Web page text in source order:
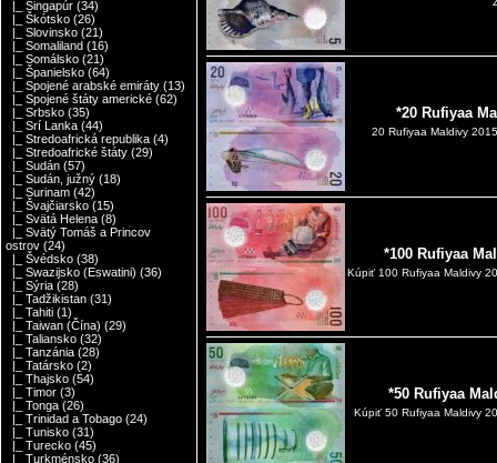
|_ Singapúr (34)
|_ Škótsko (26)
|_ Slovinsko (21)
|_ Somaliland (16)
|_ Somálsko (21)
|_ Španielsko (64)
|_ Spojené arabské emiráty (13)
|_ Spojené štáty americké (62)
|_ Srbsko (35)
|_ Srí Lanka (44)
|_ Stredoafrická republika (4)
|_ Stredoafrické štáty (29)
|_ Sudán (57)
|_ Sudán, južný (18)
|_ Surinam (42)
|_ Švajčiarsko (15)
|_ Svätá Helena (8)
|_ Svätý Tomáš a Princov
ostrov (24)
|_ Švédsko (38)
|_ Swazijsko (Eswatini) (36)
|_ Sýria (28)
|_ Tadžikistan (31)
|_ Tahiti (1)
|_ Taiwan (Čína) (29)
|_ Taliansko (32)
|_ Tanzánia (28)
|_ Tatársko (2)
|_ Thajsko (54)
|_ Timor (3)
|_ Tonga (26)
|_ Trinidad a Tobago (24)
|_ Tunisko (31)
|_ Turecko (45)
|_ Turkménsko (36)
*20 Rufiyaa
20 Rufiyaa Maldivy
*100 Rufiyaa
Kúpiť 100 Rufiyaa Maldivy
*50 Rufiyaa
Kúpiť 50 Rufiyaa Maldivy